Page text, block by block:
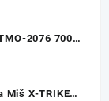
2076 700W
Miš X-TRIKE